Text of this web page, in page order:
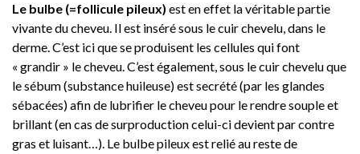
Le bulbe (=follicule pileux) est en effet la véritable partie
vivante du cheveu. Il est inséré sous le cuir chevelu, dans le
derme. C’est ici que se produisent les cellules qui font
« grandir » le cheveu. C’est également, sous le cuir chevelu que
le sébum (substance huileuse) est secrété (par les glandes
sébacées) afin de lubrifier le cheveu pour le rendre souple et
brillant (en cas de surproduction celui-ci devient par contre
gras et luisant…). Le bulbe pileux est relié au reste de